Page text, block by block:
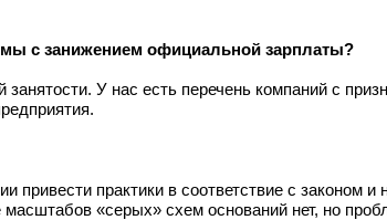
с занижением официальной зарплаты?
У нас есть перечень компаний с
практики в соответствие с законом
масштабов «серых» схем оснований нет, но